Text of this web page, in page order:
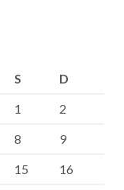
S
D
1
2
8
9
15
16